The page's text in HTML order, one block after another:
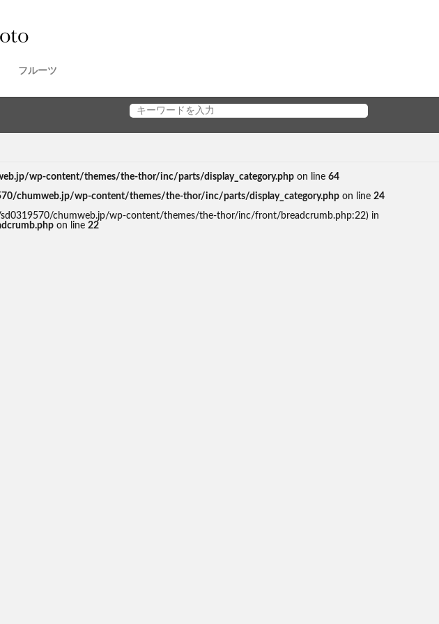
フルーツ
wp-content/themes/the-thor/inc/parts/display_category.php on line 64
chumweb.jp/wp-content/themes/the-thor/inc/parts/display_category.php on line 24
chumweb.jp/wp-content/themes/the-thor/inc/front/breadcrumb.php:22) in
on line 22